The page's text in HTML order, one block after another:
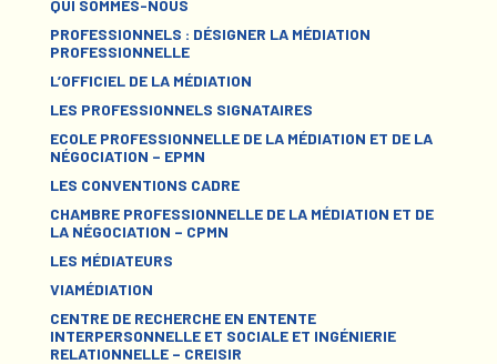
QUI SOMMES-NOUS
PROFESSIONNELS : DÉSIGNER LA MÉDIATION
PROFESSIONNELLE
L’OFFICIEL DE LA MÉDIATION
LES PROFESSIONNELS SIGNATAIRES
ECOLE PROFESSIONNELLE DE LA MÉDIATION ET DE LA
NÉGOCIATION – EPMN
LES CONVENTIONS CADRE
CHAMBRE PROFESSIONNELLE DE LA MÉDIATION ET DE
LA NÉGOCIATION – CPMN
LES MÉDIATEURS
VIAMÉDIATION
CENTRE DE RECHERCHE EN ENTENTE
INTERPERSONNELLE ET SOCIALE ET INGÉNIERIE
RELATIONNELLE – CREISIR